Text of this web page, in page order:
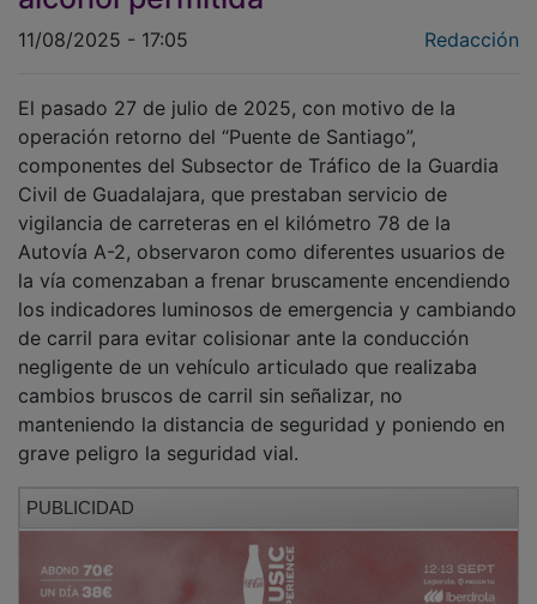
11/08/2025 - 17:05
operación retorno del “Puente de Santiago”,
componentes del Subsector de Tráfico de la Guardia
Civil de Guadalajara, que prestaban servicio de
vigilancia de carreteras en el kilómetro 78 de la
Autovía A-2, observaron como diferentes usuarios de
la vía comenzaban a frenar bruscamente encendiendo
los indicadores luminosos de emergencia y cambiando
de carril para evitar colisionar ante la conducción
negligente de un vehículo articulado que realizaba
cambios bruscos de carril sin señalizar, no
manteniendo la distancia de seguridad y poniendo en
grave peligro la seguridad vial.